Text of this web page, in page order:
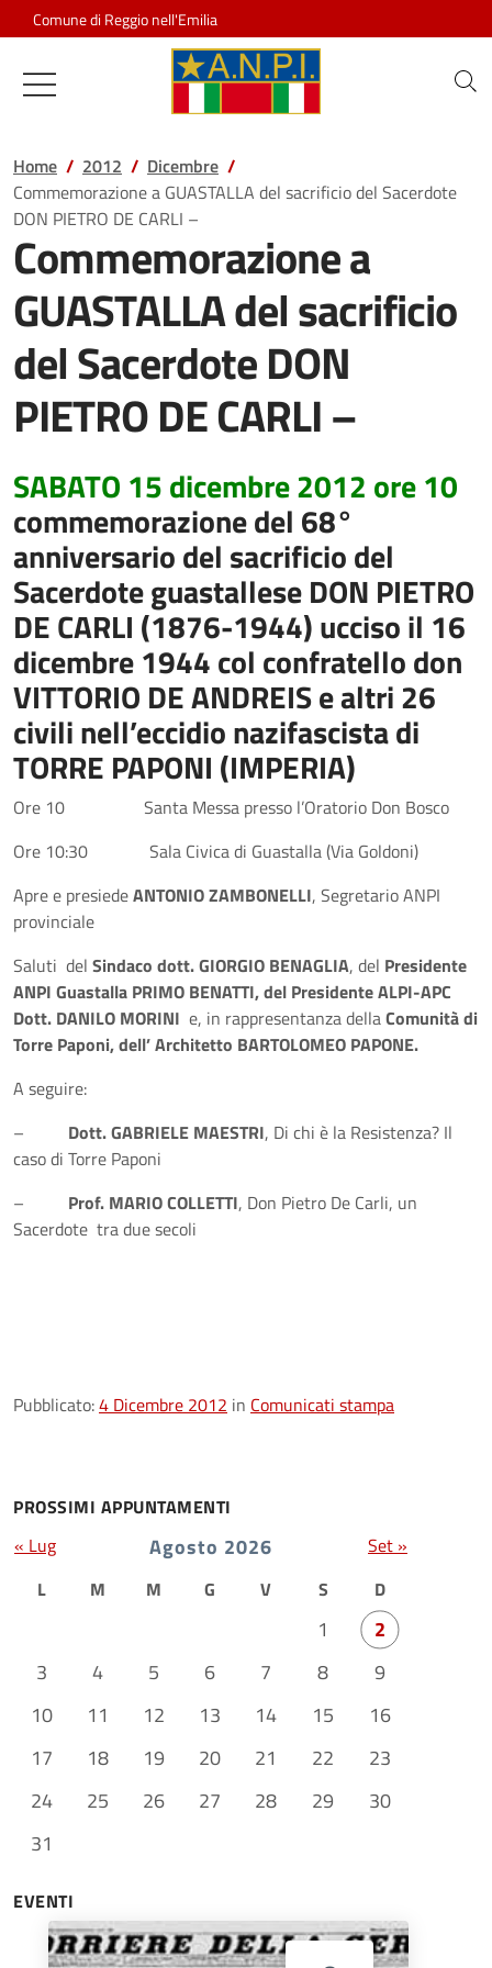
Salta al contenuto
Comune di Reggio nell'Emilia
Associazione Nazionale
Home 2012
Dicembre
Commemorazione a GUASTALLA del sacrificio del Sacerdote
DON PIETRO DE CARLI –
Commemorazione a
GUASTALLA del sacrificio
del Sacerdote DON
PIETRO DE CARLI –
SABATO 15 dicembre 2012 ore 10
commemorazione del 68°
anniversario del sacrificio del
Sacerdote guastalleseDON PIETRO
DE CARLI (1876-1944)ucciso il 16
dicembre 1944 col confratellodon
VITTORIO DE ANDREISe altri 26
civili nell’eccidio nazifascista di
TORRE PAPONI (IMPERIA)
Ore 10 Santa Messa presso l’Oratorio Don Bosco
Ore 10:30 Sala Civica di Guastalla (Via Goldoni)
Apre e presiedeANTONIO ZAMBONELLI, Segretario ANPI
provinciale
Saluti del Sindaco dott. GIORGIO BENAGLIA, del Presidente
ANPI Guastalla PRIMO BENATTI, del Presidente ALPI-APC
Dott. DANILO MORINI e, in rappresentanza dellaComunità di
Torre Paponi, dell’ Architetto BARTOLOMEO PAPONE.
A seguire:
– Dott. GABRIELE MAESTRI, Di chi è la Resistenza? Il
caso di Torre Paponi
– Prof. MARIO COLLETTI, Don Pietro De Carli, un
Sacerdote tra due secoli
Pubblicato:4 Dicembre 2012 in Comunicati stampa
PROSSIMI APPUNTAMENTI
Agosto 2026
L M M G V S D
1
2
3
4 5 6 7 8
9
10
11 12 13 14 15
16
17
18 19 20 21 22
23
24
25 26 27 28 29
30
31
« Lug Set »
EVENTI